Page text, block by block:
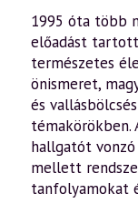
1995 óta több
előadást
természetes
önismeret,
és
témakörökben.
hallgatót vonzó
mellett
tanfolyamokat